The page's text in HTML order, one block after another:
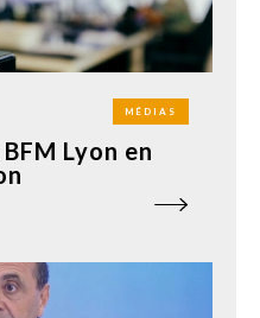
MÉDIAS
Lyon en